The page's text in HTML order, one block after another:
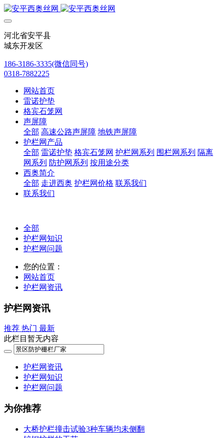
河北省安平县
城东开发区
186-3186-3335(微信同号)
0318-7882225
网站首页
雷诺护垫
格宾石笼网
声屏障
全部 高速公路声屏障 地铁声屏障
护栏网产品
全部 雷诺护垫 格宾石笼网 护栏网系列 围栏网系列 隔离
网系列 防护网系列 按用途分类
西奥简介
全部 走进西奥 护栏网价格 联系我们
联系我们
全部
护栏网知识
护栏网问题
您的位置：
网站首页
护栏网资讯
护栏网资讯
推荐 热门 最新
此栏目暂无内容
护栏网资讯
护栏网知识
护栏网问题
为你推荐
大桥护栏撞击试验3种车辆均未侧翻